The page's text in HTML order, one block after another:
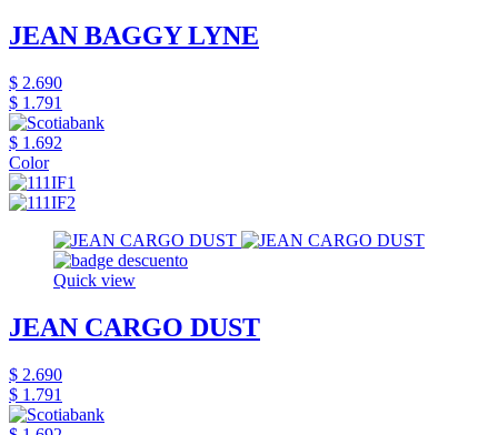
JEAN BAGGY LYNE
$ 2.690
$ 1.791
$ 1.692
Color
Quick view
JEAN CARGO DUST
$ 2.690
$ 1.791